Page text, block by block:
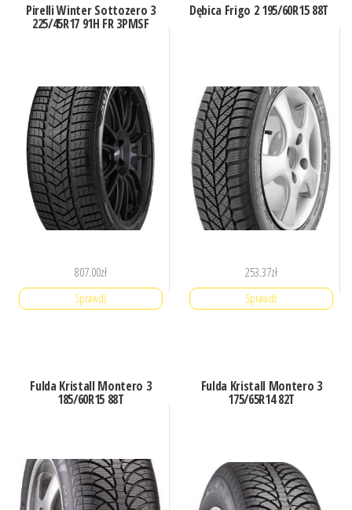
Pirelli Winter Sottozero 3
225/45R17 91H FR 3PMSF
807.00zł
Sprawdź
Dębica Frigo 2 195/60R15 88T
253.37zł
Sprawdź
Fulda Kristall Montero 3
185/60R15 88T
Fulda Kristall Montero 3
175/65R14 82T